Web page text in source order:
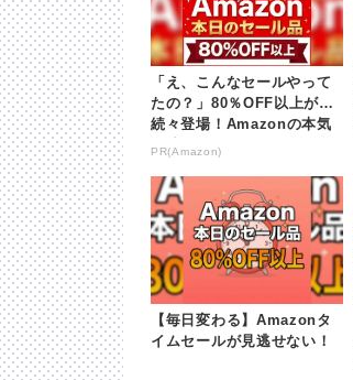
「え、こんなセールやって
たの？」80％OFF以上が
続々登場！Amazonの本気
が凄すぎる
PR(Amazon)
【毎日変わる】Amazonタ
イムセールが見逃せない！